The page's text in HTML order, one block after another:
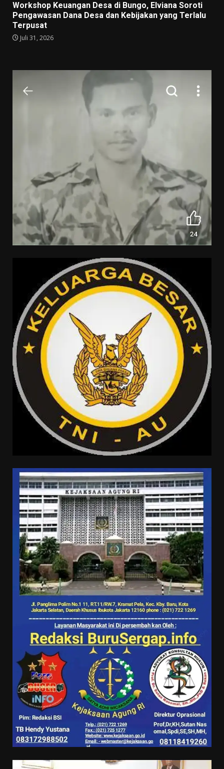
Workshop Keuangan Desa di Bungo, Elviana Soroti
Pengawasan Dana Desa dan Kebijakan yang Terlalu
Terpusat
Juli 31, 2026